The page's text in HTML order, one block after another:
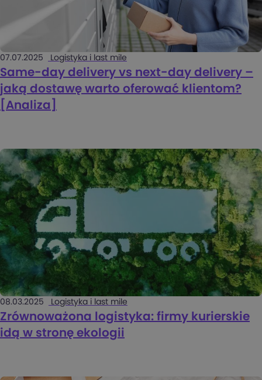
07.07.2025 Logistyka i last mile
Same-day delivery vs next-day delivery –
jaką dostawę warto oferować klientom?
[Analiza]
08.03.2025 Logistyka i last mile
Zrównoważona logistyka: firmy kurierskie
idą w stronę ekologii